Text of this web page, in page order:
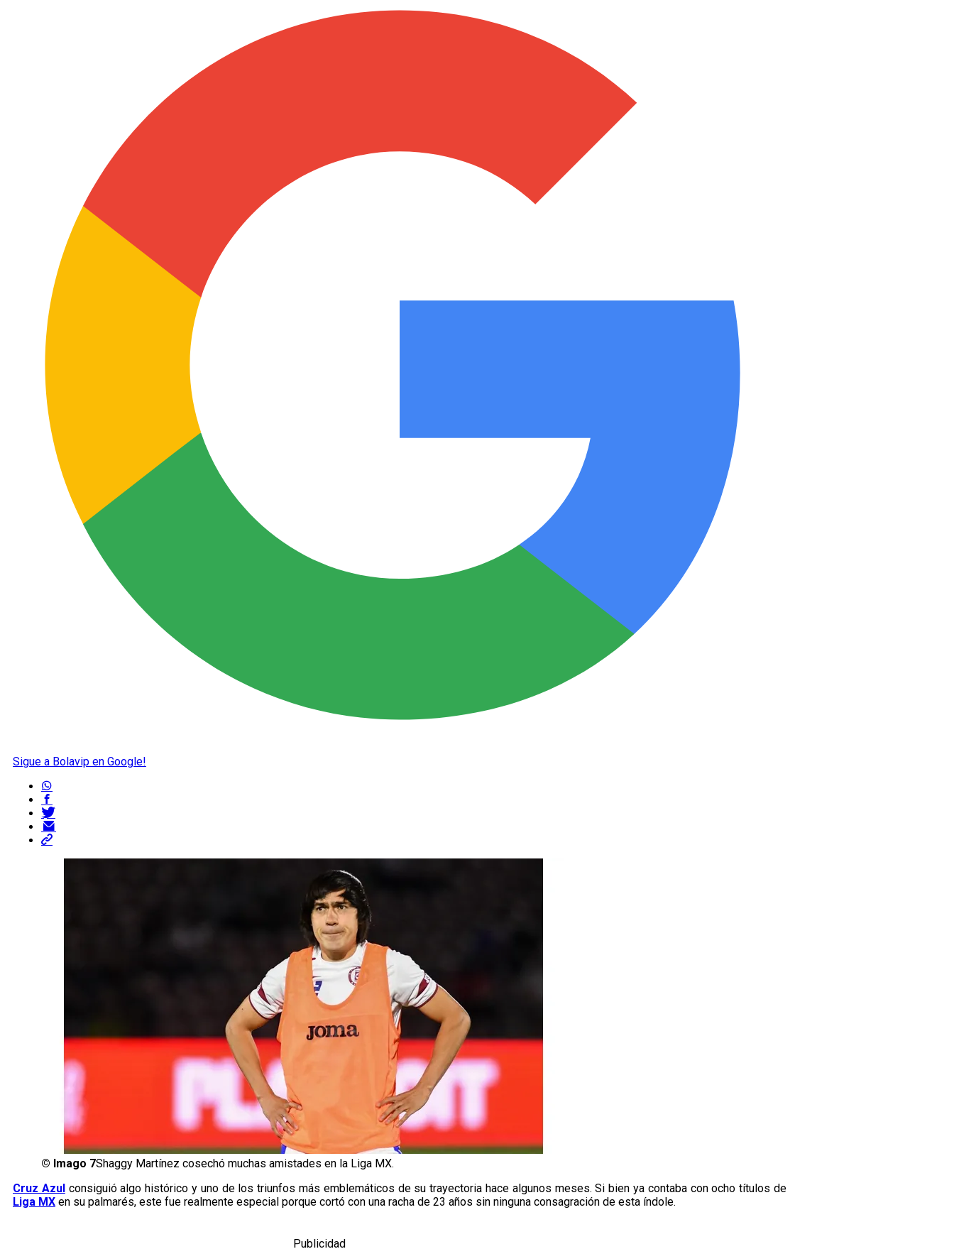
Sigue a Bolavip en Google!
© Imago 7Shaggy Martínez cosechó muchas amistades en la Liga MX.
Cruz Azul consiguió algo histórico y uno de los triunfos más emblemáticos de su trayectoria hace algunos meses. Si bien ya contaba con ocho títulos de
Liga MX en su palmarés, este fue realmente especial porque cortó con una racha de 23 años sin ninguna consagración de esta índole.
Publicidad